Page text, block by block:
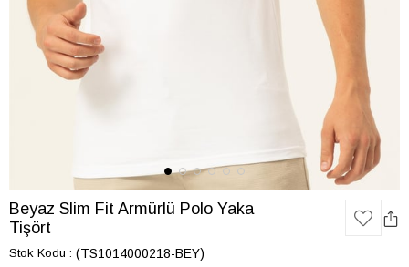
Beyaz Slim Fit Armürlü Polo Yaka
Tişört
Stok Kodu (TS1014000218-BEY)